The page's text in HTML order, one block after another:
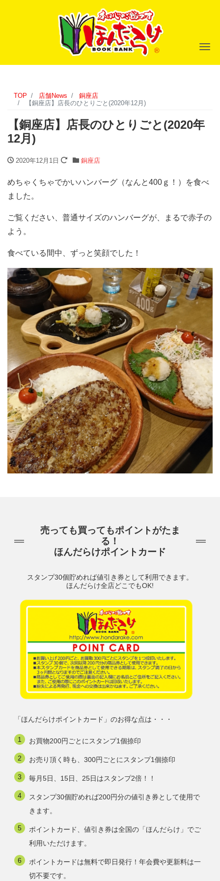
ナ
TOP 店舗News
銅座店
【銅座店】店長のひとりごと(2020年12月)
【銅座店】店長のひとりごと(2020年
12月)
2020年12月1日 銅座店
めちゃくちゃでかいハンバーグ（なんと400ｇ！）を食べ
ました。
ご覧ください、普通サイズのハンバーグが、まるで赤子の
よう。
食べている間中、ずっと笑顔でした！
売っても買ってもポイントがたま
る！
ほんだらけポイントカード
スタンプ30個貯めれば値引き券として利用できます。
ほんだらけ全店どこでもOK!
「ほんだらけポイントカード」のお得な点は・・・
お買物200円ごとにスタンプ1個捺印
お売り頂く時も、300円ごとにスタンプ1個捺印
毎月5日、15日、25日はスタンプ2倍！！
スタンプ30個貯めれば200円分の値引き券として使用で
きます。
ポイントカード、値引き券は全国の「ほんだらけ」でご
利用いただけます。
ポイントカードは無料で即日発行！年会費や更新料は一
切不要です。